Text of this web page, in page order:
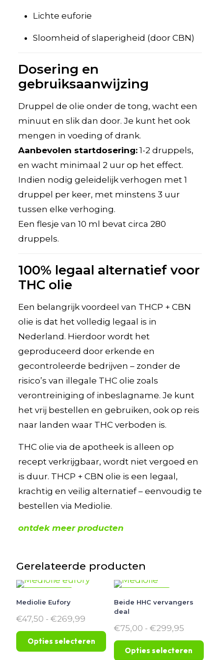
Lichte euforie
Sloomheid of slaperigheid (door CBN)
Dosering en
gebruiksaanwijzing
Druppel de olie onder de tong, wacht een
minuut en slik dan door. Je kunt het ook
mengen in voeding of drank.
Aanbevolen startdosering:1-2 druppels,
en wacht minimaal 2 uur op het effect.
Indien nodig geleidelijk verhogen met 1
druppel per keer, met minstens 3 uur
tussen elke verhoging.
Een flesje van 10 ml bevat circa 280
druppels.
100% legaal alternatief voor
THC olie
Een belangrijk voordeel van THCP + CBN
olie is dat het volledig legaal is in
Nederland. Hierdoor wordt het
geproduceerd door erkende en
gecontroleerde bedrijven – zonder de
risico’s van illegale THC olie zoals
verontreiniging of inbeslagname. Je kunt
het vrij bestellen en gebruiken, ook op reis
naar landen waar THC verboden is.
THC olie via de apotheek is alleen op
recept verkrijgbaar, wordt niet vergoed en
is duur. THCP + CBN olie is een legaal,
krachtig en veilig alternatief – eenvoudig te
bestellen via Mediolie.
ontdek meer producten
Gerelateerde producten
Mediolie Eufory
€47,50 - €269,99
€269,99
Opties selecteren
Beide HHC vervangers
deal
€75,00 - €299,95
€299,95
Opties selecteren